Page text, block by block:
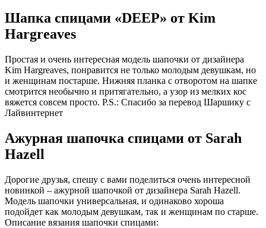
Шапка спицами «DEEP» от Kim
Hargreaves
Простая и очень интересная модель шапочки от дизайнера
Kim Hargreaves, понравится не только молодым девушкам, но
и женщинам постарше. Нижняя планка с отворотом на шапке
смотрится необычно и притягательно, а узор из мелких кос
вяжется совсем просто. P.S.: Спасибо за перевод Шаршику с
Лайвинтернет
Ажурная шапочка спицами от Sarah
Hazell
Дорогие друзья, спешу с вами поделиться очень интересной
новинкой – ажурной шапочкой от дизайнера Sarah Hazell.
Модель шапочки универсальная, и одинаково хороша
подойдет как молодым девушкам, так и женщинам по старше.
Описание вязания шапочки спицами: